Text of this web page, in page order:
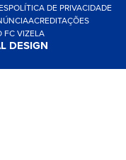
POLÍTICA DE PRIVACIDADE
ACREDITAÇÕES
FC VIZELA
DESIGN